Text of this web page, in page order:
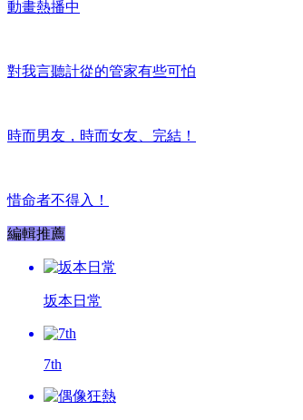
動畫熱播中
對我言聽計從的管家有些可怕
時而男友，時而女友、完結！
惜命者不得入！
編輯推薦
坂本日常
7th